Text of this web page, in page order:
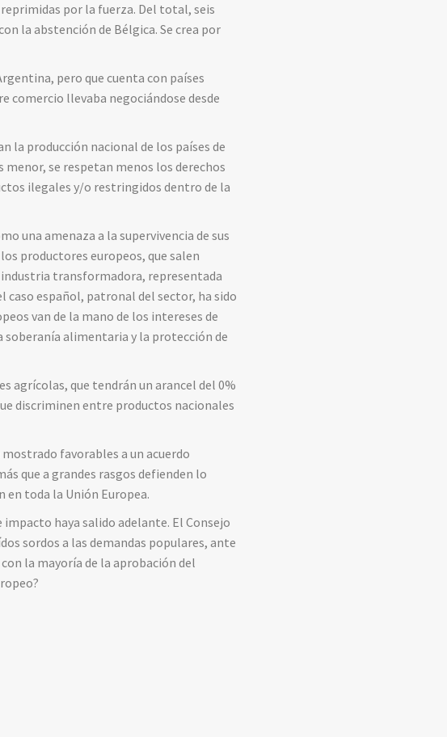
por la fuerza. Del total, seis
la abstención de Bélgica. Se crea por
pero que cuenta con países
comercio llevaba negociándose desde
la producción nacional de los países de
menor, se respetan menos los derechos
ilegales y/o restringidos dentro de la
una amenaza a la supervivencia de sus
productores europeos, que salen
industria transformadora, representada
caso español, patronal del sector, ha sido
van de la mano de los intereses de
alimentaria y la protección de
agrícolas, que tendrán un arancel del 0%
discriminen entre productos nacionales
favorables a un acuerdo
que a grandes rasgos defienden lo
en toda la Unión Europea.
haya salido adelante. El Consejo
sordos a las demandas populares, ante
la mayoría de la aprobación del